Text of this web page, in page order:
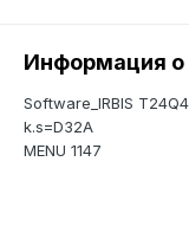
Информация о
Software_IRBIS
k.s=D32A
MENU 1147